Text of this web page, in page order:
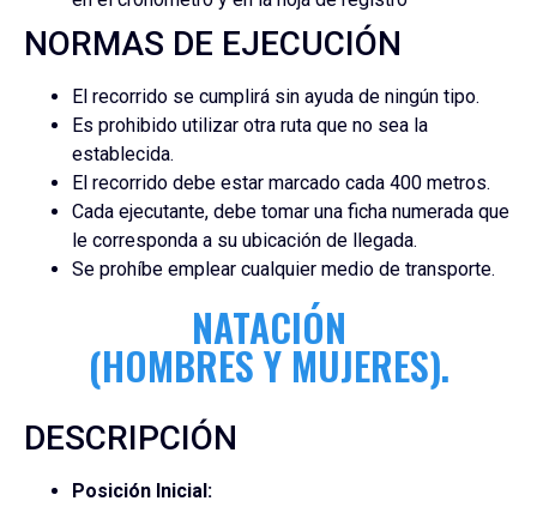
NORMAS DE EJECUCIÓN
El recorrido se cumplirá sin ayuda de ningún tipo.
Es prohibido utilizar otra ruta que no sea la
establecida.
El recorrido debe estar marcado cada 400 metros.
Cada ejecutante, debe tomar una ficha numerada que
le corresponda a su ubicación de llegada.
Se prohíbe emplear cualquier medio de transporte.
NATACIÓN
(HOMBRES Y MUJERES).
DESCRIPCIÓN
Posición Inicial: